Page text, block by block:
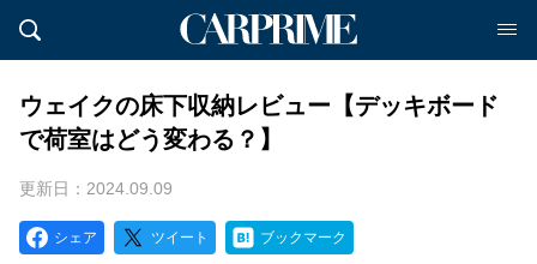
ウェイクの床下収納レビュー【デッキボード
で荷室はどう変わる？】
更新日：2024.09.09
シェア ツイート ブックマーク